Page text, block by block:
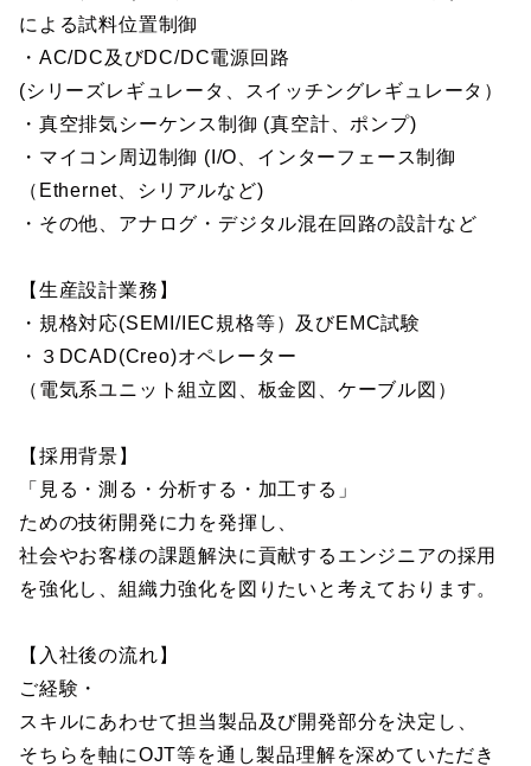
による試料位置制御
・AC/DC及びDC/DC電源回路
(シリーズレギュレータ、スイッチングレギュレータ）
・真空排気シーケンス制御 (真空計、ポンプ)
・マイコン周辺制御 (I/O、インターフェース制御
（Ethernet、シリアルなど)
・その他、アナログ・デジタル混在回路の設計など
【生産設計業務】
・規格対応(SEMI/IEC規格等）及びEMC試験
・３DCAD(Creo)オペレーター
（電気系ユニット組立図、板金図、ケーブル図）
【採用背景】
「見る・測る・分析する・加工する」
ための技術開発に力を発揮し、
社会やお客様の課題解決に貢献するエンジニアの採用
を強化し、組織力強化を図りたいと考えております。
【入社後の流れ】
ご経験・
スキルにあわせて担当製品及び開発部分を決定し、
そちらを軸にOJT等を通し製品理解を深めていただき